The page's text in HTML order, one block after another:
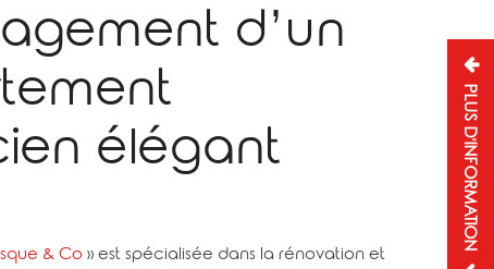
d’un
élégant
& Co » est spécialisée dans la rénovation et
PLUS D'INFORMATION